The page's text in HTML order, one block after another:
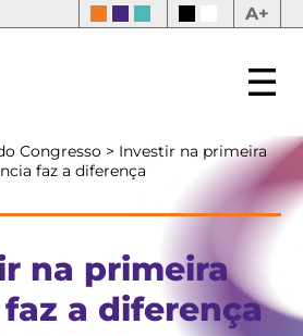
A+
Congresso > Investir na primeira
faz a diferença
na primeira
a diferença